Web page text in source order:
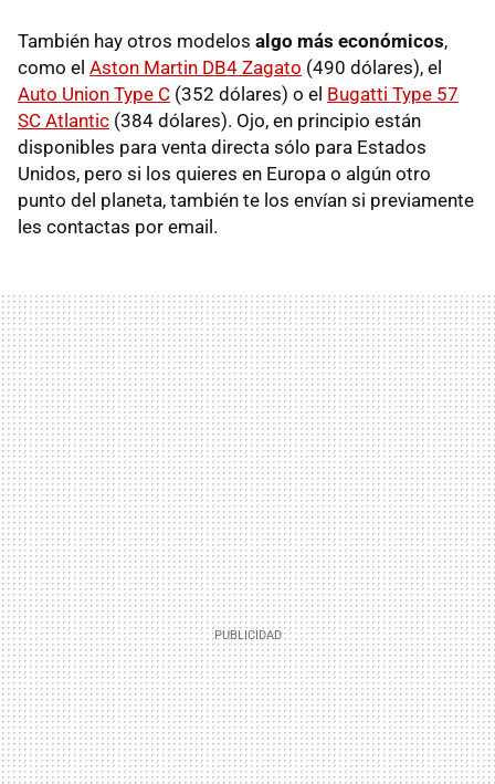
También hay otros modelos algo más económicos,
como el Aston Martin DB4 Zagato (490 dólares), el
Auto Union Type C (352 dólares) o el Bugatti Type 57
SC Atlantic (384 dólares). Ojo, en principio están
disponibles para venta directa sólo para Estados
Unidos, pero si los quieres en Europa o algún otro
punto del planeta, también te los envían si previamente
les contactas por email.